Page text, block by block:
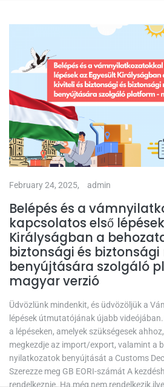
February 24, 2025, admin
Belépés és a
kapcsolatos első
Királyságban a
biztonsági és
benyújtására szolgáló
magyar verzió
Üdvözlünk mindenkit, és üdvözöljük a
lépések útmutatójának újabb
a lépéseken, amelyek szükségesek
megkezdje az import/export, valamint a
nyilatkozatok benyújtását a Customs
Szerezze meg GB EORI-számát A
rendelkeznie. Ha még nem rendelkezik